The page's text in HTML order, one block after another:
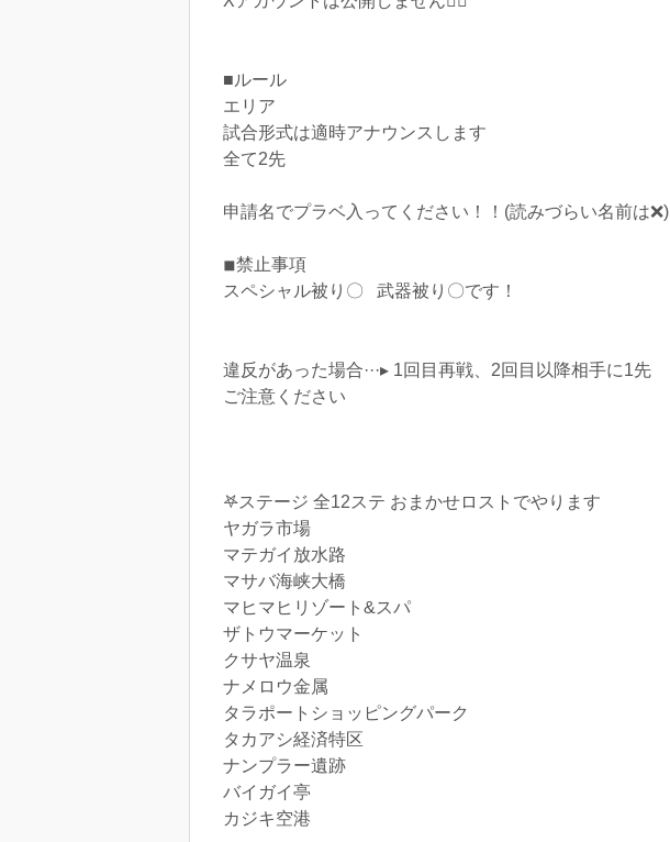
■ルール
エリア
試合形式は適時アナウンスします
全て2先
申請名でプラベ入ってください！！(読みづらい名前は❌)
◾︎禁止事項
スペシャル被り〇 武器被り〇です！
違反があった場合···▸ 1回目再戦、2回目以降相手に1先
ご注意ください
‎𖤐ステージ 全12ステ おまかせロストでやります
ヤガラ市場
マテガイ放水路
マサバ海峡大橋
マヒマヒリゾート&スパ
ザトウマーケット
クサヤ温泉
ナメロウ金属
タラポートショッピングパーク
タカアシ経済特区
ナンプラー遺跡
バイガイ亭
カジキ空港